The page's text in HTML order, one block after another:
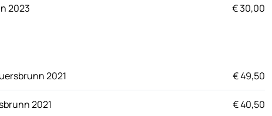
2023 € 30,00
2021 € 49,50
2021 € 40,50